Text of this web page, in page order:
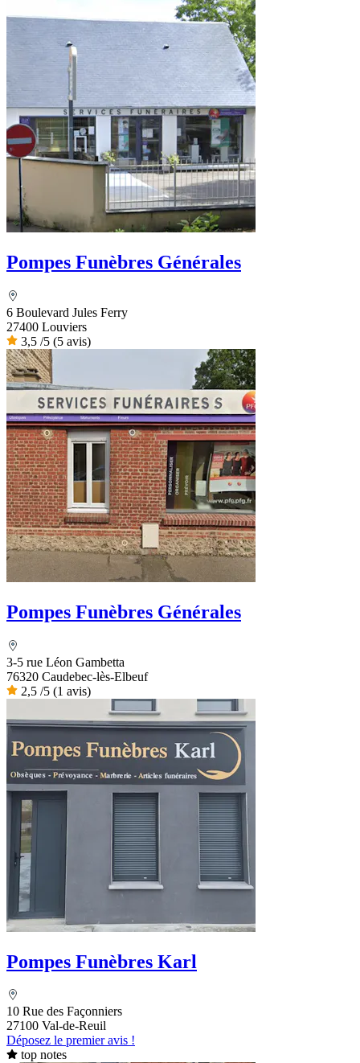
Pompes Funèbres Générales
6 Boulevard Jules Ferry
27400 Louviers
3,5 /5 (5 avis)
Pompes Funèbres Générales
3-5 rue Léon Gambetta
76320 Caudebec-lès-Elbeuf
2,5 /5 (1 avis)
Pompes Funèbres Karl
10 Rue des Façonniers
27100 Val-de-Reuil
Déposez le premier avis !
top notes